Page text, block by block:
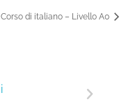
Corso di italiano – Livello A0